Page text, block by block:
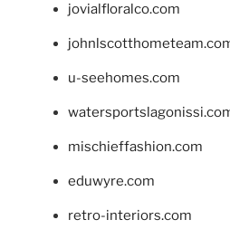
jovialfloralco.com
u-seehomes.com
mischieffashion.com
eduwyre.com
retro-interiors.com